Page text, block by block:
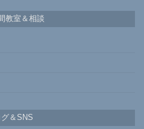
教室＆相談
＆SNS